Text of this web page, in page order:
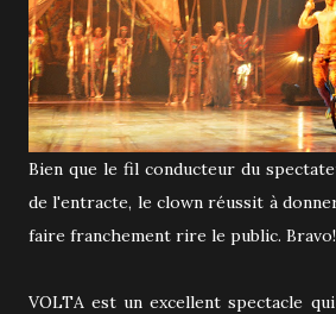
Bien que le fil conducteur du
de l'entracte, le clown réussit à
faire franchement rire le public. Bravo!
VOLTA est un excellent spectacle